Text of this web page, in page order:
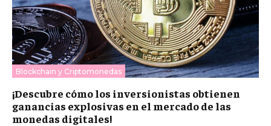
Blockchain y Criptomonedas
¡Descubre cómo los inversionistas obtienen
ganancias explosivas en el mercado de las
monedas digitales!